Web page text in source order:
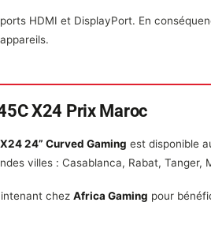
ports HDMI et DisplayPort. En
X24 Prix Maroc
24” Curved Gaming est disponible
villes : Casablanca, Rabat, Tanger,
chezAfrica Gaming pour